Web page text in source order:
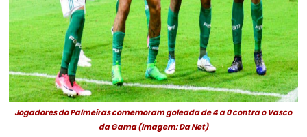
Jogadores do Palmeiras comemoram goleada de 4 a 0 contra o Vasco
da Gama (Imagem: Da Net)